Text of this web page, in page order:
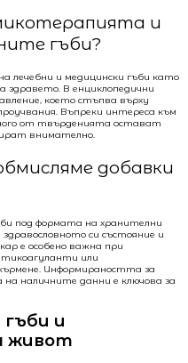
и
гъби?
лечебни и медицински гъби като
здравето. В енциклопедични
което стъпва върху
Въпреки интереса към
от твърденията остават
внимателно.
добавки
под формата на хранителни
си състояние и
е особено важна при
или
Информираността за
наличните данни е ключова за
и
живот